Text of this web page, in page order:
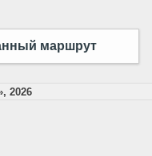
маршрут
2026